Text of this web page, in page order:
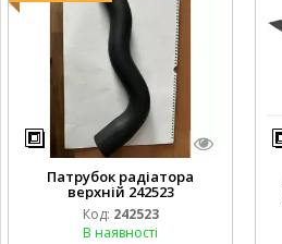
Патрубок радіатора
верхній 242523
Код: 242523
В наявності